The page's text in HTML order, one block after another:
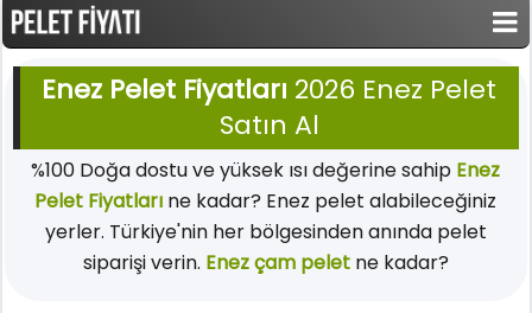
Enez Pelet Fiyatları 2026 Enez Pelet
Satın Al
%100 Doğa dostu ve yüksek ısı değerine sahip Enez
Pelet Fiyatları ne kadar? Enez pelet alabileceğiniz
yerler. Türkiye'nin her bölgesinden anında pelet
siparişi verin. Enez çam peletne kadar?